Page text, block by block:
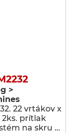
>
22 vrtákov x
2ks. prítlak
na skru …